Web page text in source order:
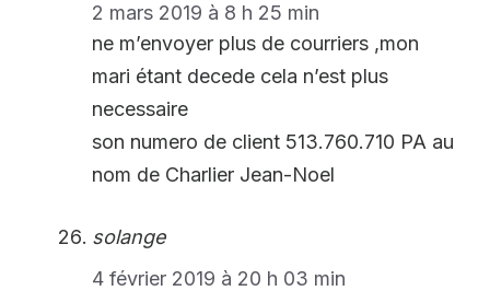
2 mars 2019 à 8 h 25 min
ne m’envoyer plus de courriers ,mon
mari étant decede cela n’est plus
necessaire
son numero de client 513.760.710 PA au
nom de Charlier Jean-Noel
solange
4 février 2019 à 20 h 03 min